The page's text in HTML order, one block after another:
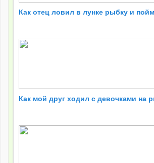
Как отец ловил в лунке рыбку и
Как мой друг ходил с девочками на